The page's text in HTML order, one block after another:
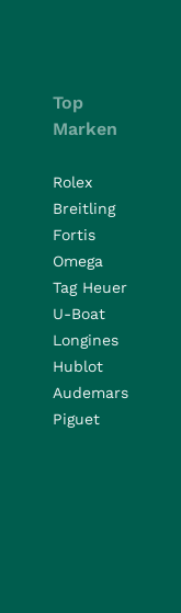
Top
Marken
Rolex
Breitling
Fortis
Omega
Tag Heuer
U-Boat
Longines
Hublot
Audemars
Piguet